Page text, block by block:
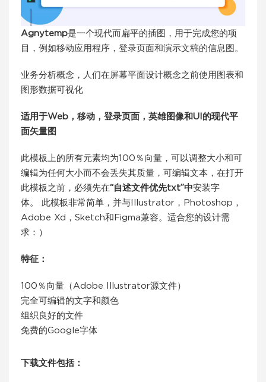
Agnytemp是一个现代而扁平的插图，用于完成您的项
目，例如移动应用程序，登录页面和演示文稿的信息图。
业务分析概念，人们在屏幕平面设计概念之前使用图表和
图形数据可视化
适用于Web，移动，登录页面，英雄图像和UI的现代平
面矢量图
此模板上的所有元素均为100％向量，可以调整大小和可
编辑为任何大小而不会丢失其质量，可编辑文本，在打开
此模板之前，必须先在“自述文件优先txt”中安装字
体。 此模板非常简单，并与Illustrator，Photoshop，
Adobe Xd，Sketch和Figma兼容。适合您的设计需
求：）
特征：
100％向量（Adobe Illustrator源文件）
完全可编辑的文字和颜色
组织良好的文件
免费的Google字体
下载文件包括：